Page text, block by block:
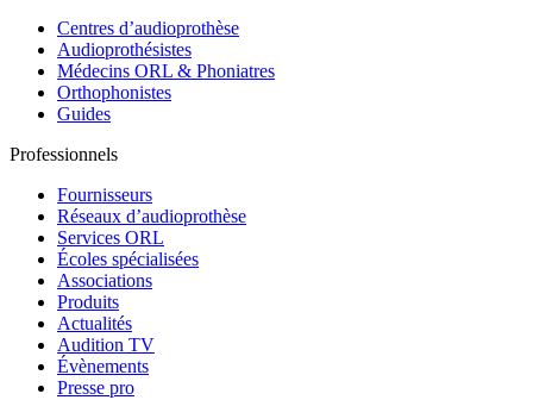
Centres d’audioprothèse
Audioprothésistes
Médecins ORL & Phoniatres
Orthophonistes
Guides
Professionnels
Fournisseurs
Réseaux d’audioprothèse
Services ORL
Écoles spécialisées
Associations
Produits
Actualités
Audition TV
Évènements
Presse pro